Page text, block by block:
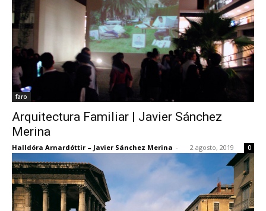
faro
Arquitectura Familiar | Javier Sánchez
Merina
Halldóra Arnardóttir – Javier Sánchez Merina - 2 agosto, 2019 0